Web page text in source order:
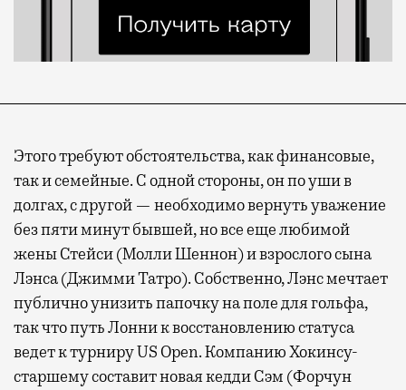
Этого требуют обстоятельства, как финансовые,
так и семейные. С одной стороны, он по уши в
долгах, с другой — необходимо вернуть уважение
без пяти минут бывшей, но все еще любимой
жены Стейси (Молли Шеннон) и взрослого сына
Лэнса (Джимми Татро). Собственно, Лэнс мечтает
публично унизить папочку на поле для гольфа,
так что путь Лонни к восстановлению статуса
ведет к турниру US Open. Компанию Хокинсу-
старшему составит новая кедди Сэм (Форчун